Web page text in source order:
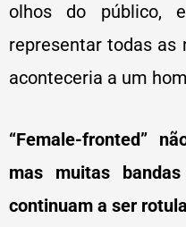
olhos do público,
representar todas as
aconteceria a um
“Female-fronted”
mas muitas
continuam a ser